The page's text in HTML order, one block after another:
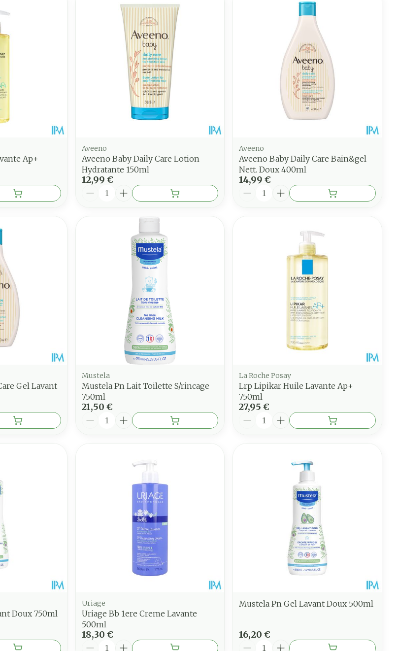
minimales et maximales du prix.
Ap+
Aveeno
Aveeno Baby Daily Care Lotion
Hydratante 150ml
12,99 €
Quantité
Aveeno
Aveeno Baby Daily Care Bain&gel
Nett. Doux 400ml
14,99 €
Quantité
Gel Lavant
Mustela
Mustela Pn Lait Toilette S/rincage
750ml
21,50 €
Quantité
La Roche Posay
Lrp Lipikar Huile Lavante Ap+
750ml
27,95 €
Quantité
Doux 750ml
Uriage
Uriage Bb 1ere Creme Lavante
500ml
18,30 €
Quantité
Mustela Pn Gel Lavant Doux 500ml
16,20 €
Quantité